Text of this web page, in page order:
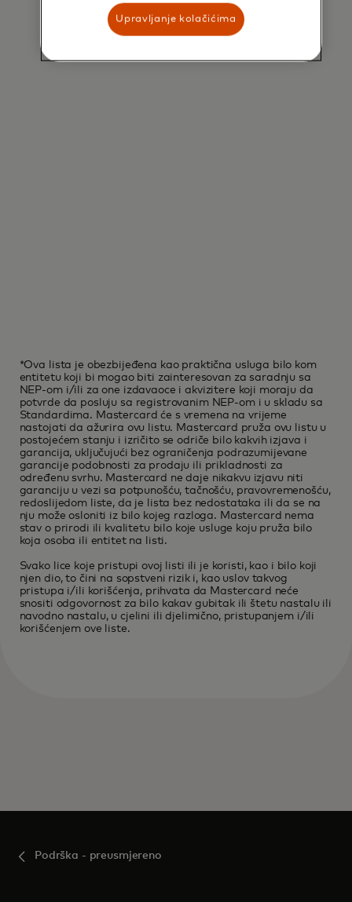
*Ova lista je obezbijeđena kao praktična usluga bilo kom
entitetu koji bi mogao biti zainteresovan za saradnju sa
NEP-om i/ili za one izdavaoce i akvizitere koji moraju da
potvrde da posluju sa registrovanim NEP-om i u skladu sa
Standardima. Mastercard će s vremena na vrijeme
nastojati da ažurira ovu listu. Mastercard pruža ovu listu u
postojećem stanju i izričito se odriče bilo kakvih izjava i
garancija, uključujući bez ograničenja podrazumijevane
garancije podobnosti za prodaju ili prikladnosti za
određenu svrhu. Mastercard ne daje nikakvu izjavu niti
garanciju u vezi sa potpunošću, tačnošću, pravovremenošću,
redoslijedom liste, da je lista bez nedostataka ili da se na
nju može osloniti iz bilo kojeg razloga. Mastercard nema
stav o prirodi ili kvalitetu bilo koje usluge koju pruža bilo
koja osoba ili entitet na listi.
Svako lice koje pristupi ovoj listi ili je koristi, kao i bilo koji
njen dio, to čini na sopstveni rizik i, kao uslov takvog
pristupa i/ili korišćenja, prihvata da Mastercard neće
snositi odgovornost za bilo kakav gubitak ili štetu nastalu ili
navodno nastalu, u cjelini ili djelimično, pristupanjem i/ili
korišćenjem ove liste.
Podrška - preusmjereno
Upravljanje kolačićima